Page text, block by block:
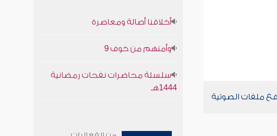
ملفات الصوتية
أخلاقنا أصالة ومعاصرة
وأمنهم من خوف 9
سلسلة محاضرات نفحات رمضانية
1444هـ